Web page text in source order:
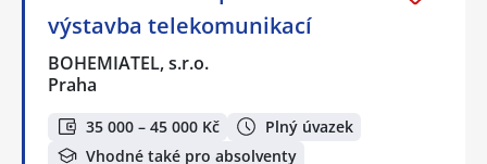
výstavba telekomunikací
BOHEMIATEL, s.r.o.
Praha
35 000 – 45 000 Kč
Plný úvazek
Vhodné také pro absolventy